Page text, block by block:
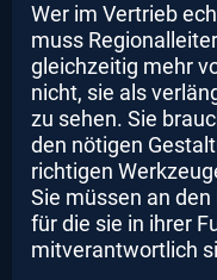
Wer im Vertrieb
muss
gleichzeitig mehr
nicht, sie als
zu sehen. Sie
den nötigen
richtigen
Sie müssen an
für die sie in ihrer
mitverantwortlich